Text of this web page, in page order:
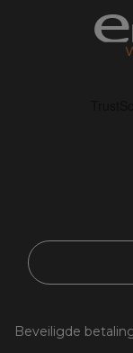
Beveiligde